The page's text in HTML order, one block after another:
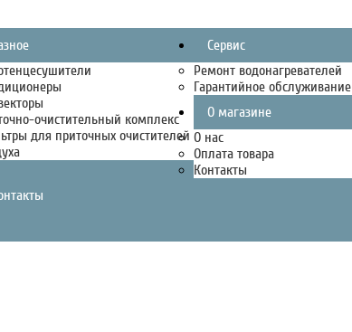
очистительный комплекс
для приточных очистителей
Сервис
Ремонт водонагревателей
Гарантийное обслуживание
О магазине
О нас
Оплата товара
Контакты